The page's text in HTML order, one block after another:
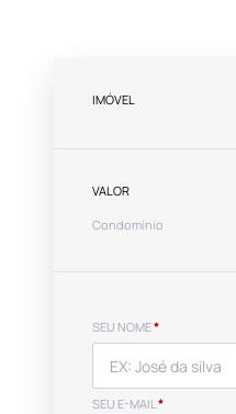
IMÓVEL
VALOR
Condomínio
SEU NOME*
SEU E-MAIL*